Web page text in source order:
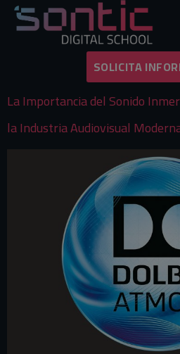
SOLICITA
Etiqueta:
inmersivo
La Importancia del Sonido
la Industria Audiovisual